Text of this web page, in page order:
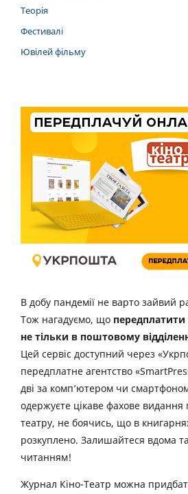
Теорія
Фестивалі
Ювілей фільму
В добу пандемії не варто зайвий
Тож нагадуємо, що
не тільки в поштовому
Цей сервіс доступний через
передплатне агентство
дві за комп’ютером чи
одержуєте цікаве фахове видання
театру, не боячись, що в
розкуплено. Залишайтеся вдома
читанням!
Журнал Кіно-Театр можна